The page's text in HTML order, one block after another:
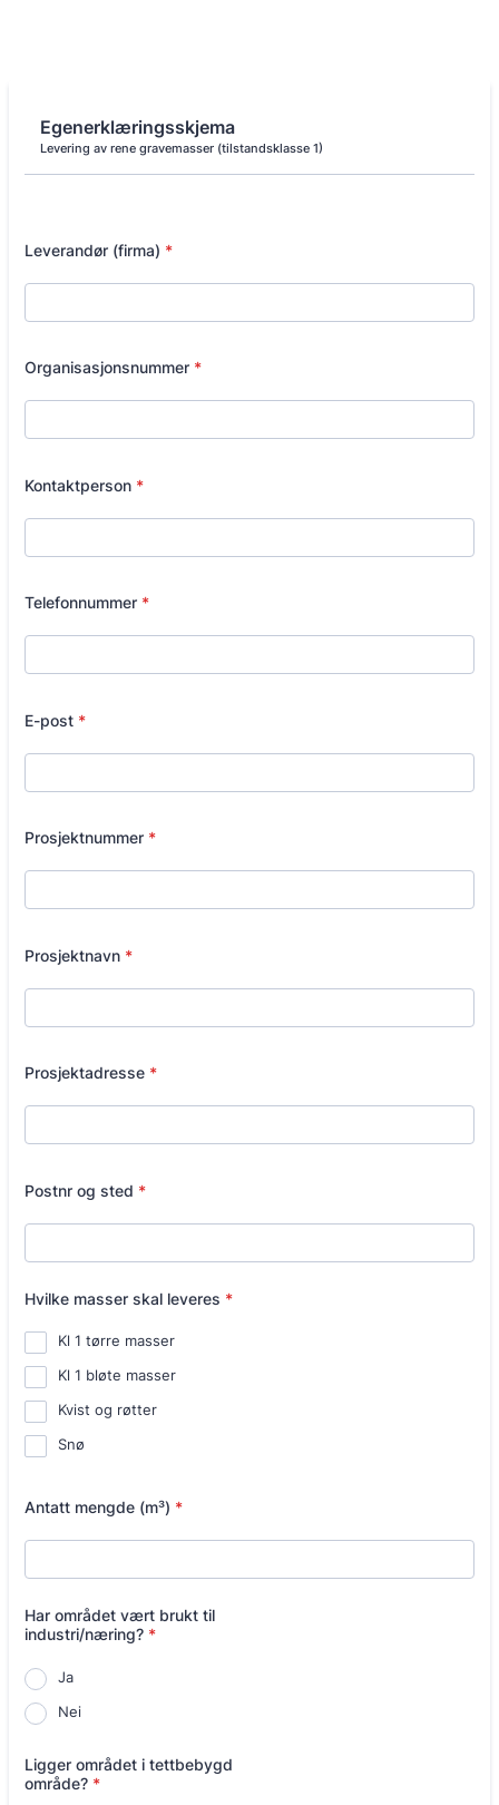
Egenerklæringsskjema
Levering av rene gravemasser (tilstandsklasse 1)
Leverandør (firma) *
Organisasjonsnummer *
Kontaktperson *
Telefonnummer *
E-post *
Prosjektnummer *
Prosjektnavn *
Prosjektadresse *
Postnr og sted *
Hvilke masser skal leveres *
Kl 1 tørre masser
Kl 1 bløte masser
Kvist og røtter
Snø
Antatt mengde (m³) *
Har området vært brukt til
industri/næring? *
Ja
Nei
Ligger området i tettbebygd
område? *